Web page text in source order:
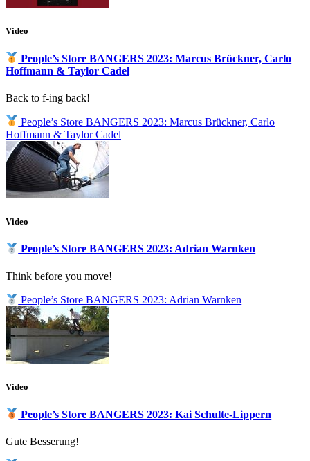
Video
People’s Store BANGERS 2023: Marcus Brückner, Carlo
Hoffmann & Taylor Cadel
Back to f-ing back!
People’s Store BANGERS 2023: Marcus Brückner, Carlo
Hoffmann & Taylor Cadel
Video
People’s Store BANGERS 2023: Adrian Warnken
Think before you move!
People’s Store BANGERS 2023: Adrian Warnken
Video
People’s Store BANGERS 2023: Kai Schulte-Lippern
Gute Besserung!